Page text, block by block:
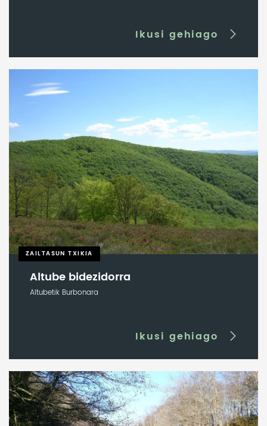
Ikusi gehiago
ZAILTASUN TXIKIA
Altube bidezidorra
Altubetik Burbonara
Ikusi gehiago